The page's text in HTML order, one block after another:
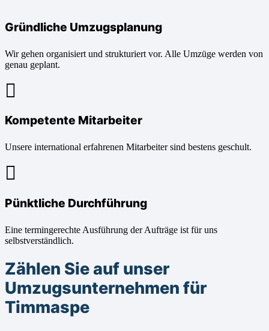
Gründliche Umzugsplanung
Wir gehen organisiert und strukturiert vor. Alle Umzüge werden von
genau geplant.
Kompetente Mitarbeiter
Unsere international erfahrenen Mitarbeiter sind bestens geschult.
Pünktliche Durchführung
Eine termingerechte Ausführung der Aufträge ist für uns
selbstverständlich.
Zählen Sie auf unser
Umzugsunternehmen für
Timmaspe